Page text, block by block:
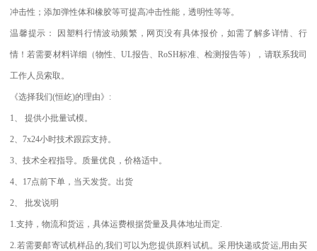
冲击性；添加弹性体和橡胶等可提高冲击性能，透明性等等。
温馨提示： 因塑料行情波动频繁，网页没有具体报价，如需了解多详情、行
情！若需要材料详细（物性、 UL报告、RoSH标准、检测报告等），请联系我司
工作人员索取。
《选择我们(恒屹)的理由》 :
1 、提供小批量试模。
2 、7x24小时技术跟踪支持。
3 、技术全程指导。质量优良，价格适中。
4 17点前下单，当天发货。出货
2 、批发说明
1.支持，物流和货运，具体运费根据货量及具体地址而定
2. 若需要邮寄试机样品的 我们可以为您提供原料试机。采用快递或货运 用由买